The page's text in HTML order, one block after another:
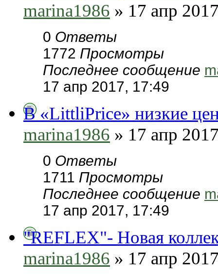
marina1986 » 17 апр
0 Ответы
1772 Просмотры
Последнее сообщение
17 апр 2017, 17:49
В «LittliPrice» низкие
marina1986 » 17 апр
0 Ответы
1711 Просмотры
Последнее сообщение
17 апр 2017, 17:49
"REFLEX"- Новая
marina1986 » 17 апр